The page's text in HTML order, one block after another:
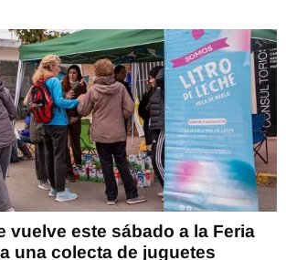
vuelve este sábado a la Feria
una colecta de juguetes